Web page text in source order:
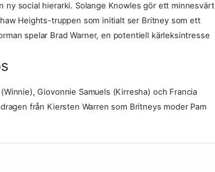
ny social hierarki. Solange Knowles gör ett minnesvärt
Heights-truppen som initialt ser Britney som ett
spelar Brad Warner, en potentiell kärleksintresse
Giovonnie Samuels (Kirresha) och Francia
från Kiersten Warren som Britneys moder Pam